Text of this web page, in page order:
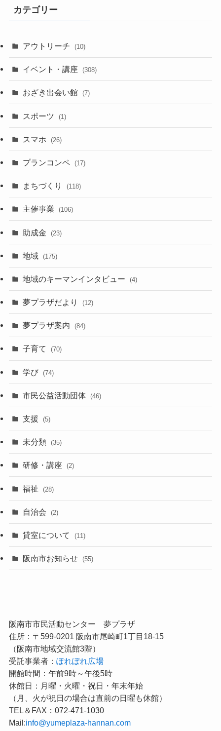
カテゴリー
アウトリーチ (10)
イベント・講座 (308)
おざき出会い館 (7)
スポーツ (1)
スマホ (26)
プランコンペ (17)
まちづくり (118)
主催事業 (106)
助成金 (23)
地域 (175)
地域のキーマンインタビュー (4)
夢プラザだより (12)
夢プラザ案内 (84)
子育て (70)
学び (74)
市民公益活動団体 (46)
支援 (5)
未分類 (35)
研修・講座 (2)
福祉 (28)
自治会 (2)
貸室について (11)
阪南市お知らせ (55)
阪南市市民活動センター 夢プラザ
住所：〒599-0201 阪南市尾崎町1丁目18-15
（阪南市地域交流館3階）
受託事業者： ぽれぽれ広場
開館時間：午前9時～午後5時
休館日：月曜・火曜・祝日・年末年始
（月、火が祝日の場合は直前の日曜も休館）
TEL＆FAX：072-471-1030
Mail:info@yumeplaza-hannan.com